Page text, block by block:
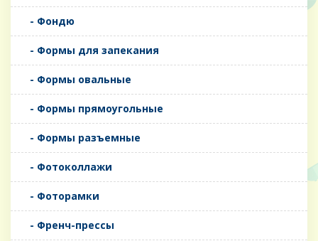
- Фондю
- Формы для запекания
- Формы овальные
- Формы прямоугольные
- Формы разъемные
- Фотоколлажи
- Фоторамки
- Френч-прессы